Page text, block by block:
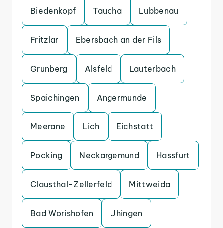
Biedenkopf Taucha Lubbenau
Fritzlar Ebersbach an der Fils
Grunberg Alsfeld Lauterbach
Spaichingen Angermunde
Meerane Lich Eichstatt
Pocking Neckargemund Hassfurt
Clausthal-Zellerfeld Mittweida
Bad Worishofen Uhingen